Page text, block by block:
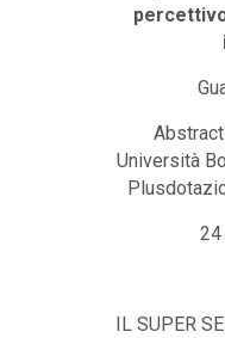
Università
IL SUPER